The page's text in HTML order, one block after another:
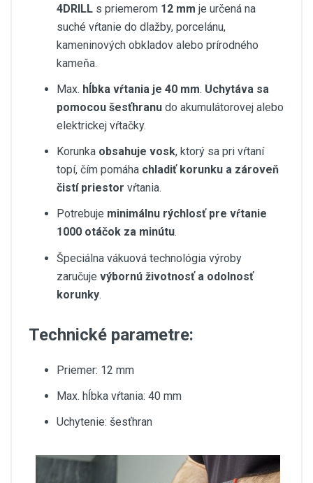
4DRILL s priemerom 12 mm je určená na
suché vŕtanie do dlažby, porcelánu,
kameninových obkladov alebo prírodného
kameňa.
Max. hĺbka vŕtania je 40 mm. Uchytáva sa
pomocou šesťhranu do akumulátorovej alebo
elektrickej vŕtačky.
Korunka obsahuje vosk, ktorý sa pri vŕtaní
topí, čím pomáha chladiť korunku a zároveň
čistí priestor vŕtania.
Potrebuje minimálnu rýchlosť pre vŕtanie
1000 otáčok za minútu.
Špeciálna vákuová technológia výroby
zaručuje výbornú životnosť a odolnosť
korunky.
Technické parametre:
Priemer: 12 mm
Max. hĺbka vŕtania: 40 mm
Uchytenie: šesťhran